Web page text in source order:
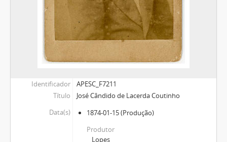
Identificador
APESC_F7211
Título
José Cândido de Lacerda Coutinho
Data(s)
1874-01-15(Produção)
Produtor
Lopes